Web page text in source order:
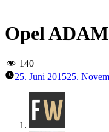
Opel
140
25. Juni 201525.